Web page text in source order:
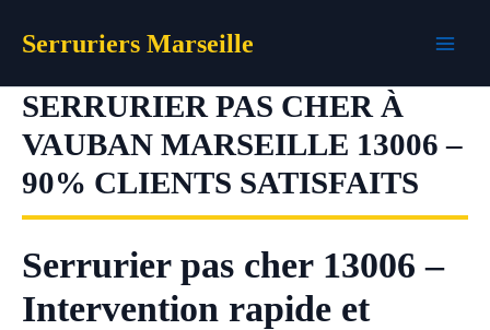
Serruriers Marseille
SERRURIER PAS CHER À
VAUBAN MARSEILLE 13006 –
90% CLIENTS SATISFAITS
Serrurier pas cher 13006 –
Intervention rapide et